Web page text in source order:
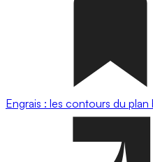
Engrais : les contours du plan